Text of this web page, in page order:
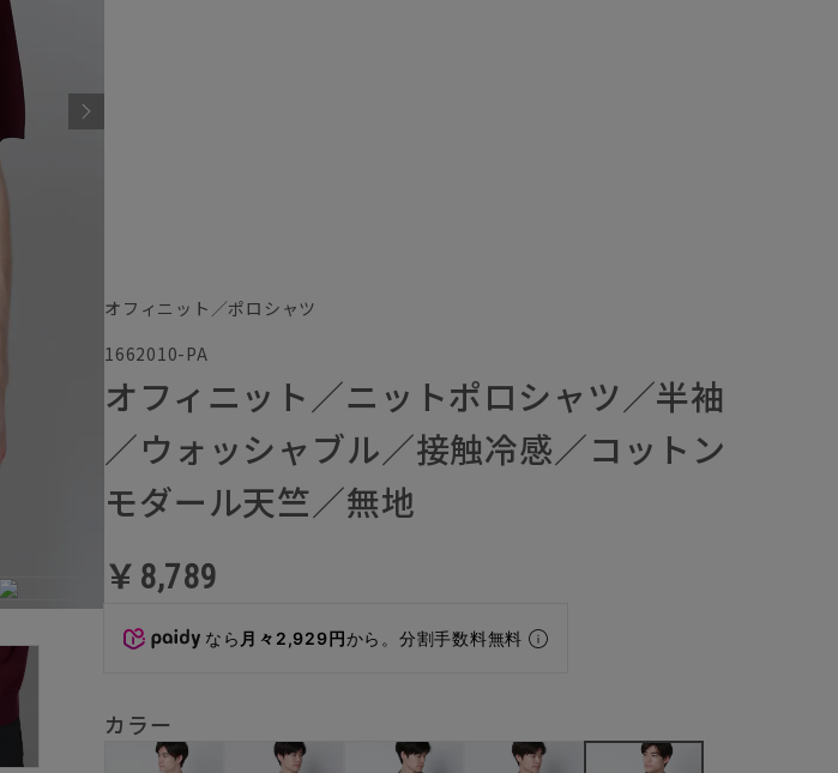
オフィニット／ポロシャツ
1662010-PA
オフィニット／ニットポロシャツ／半袖
／ウォッシャブル／接触冷感／コットン
モダール天竺／無地
￥8,789
なら 月々2,929円から。分割手数料無料
カラー